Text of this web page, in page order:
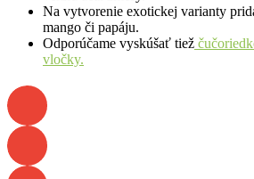
Na vytvorenie exotickej varianty
mango či papáju.
Odporúčame vyskúšať tiež
vločky.